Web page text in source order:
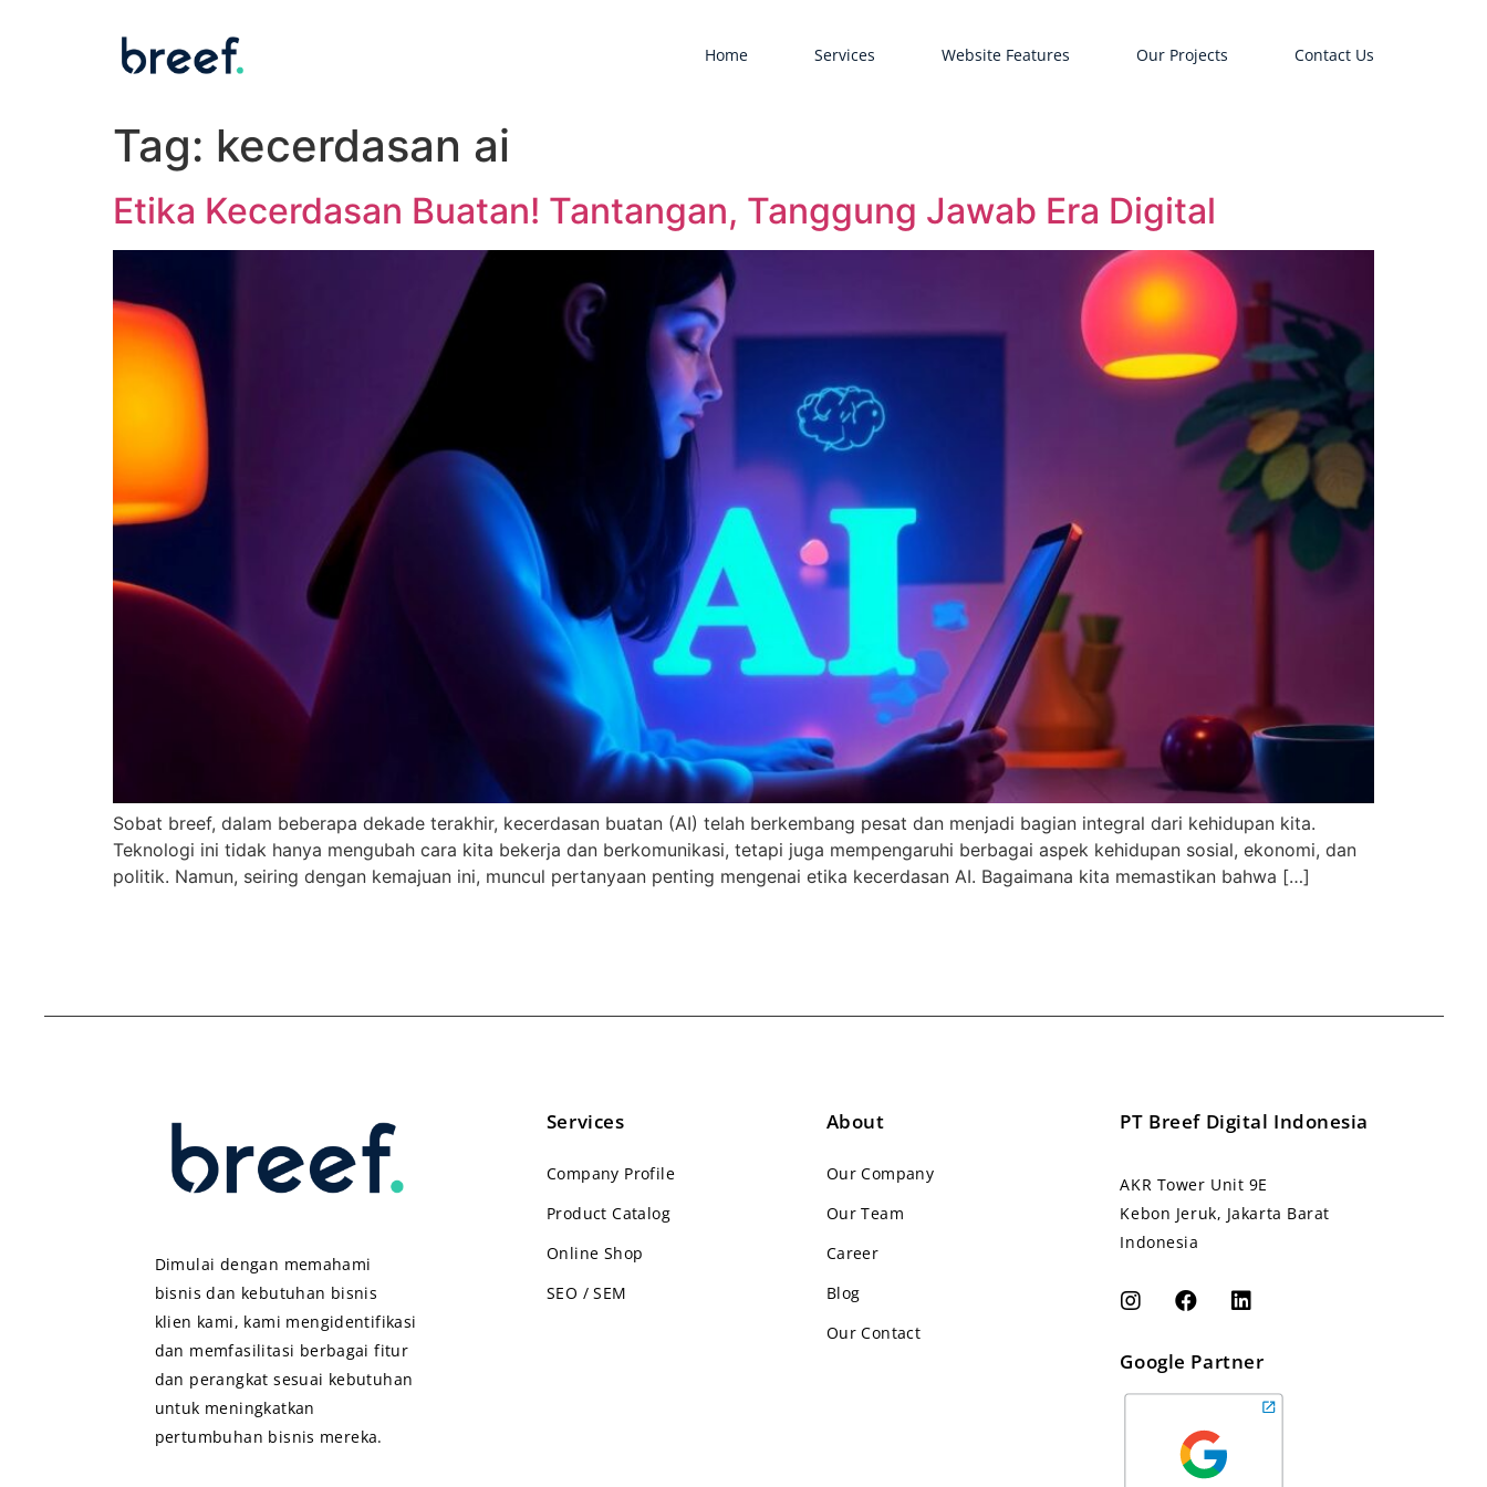
Home Services Website Features Our Projects Contact Us
Tag: kecerdasan ai
Etika Kecerdasan Buatan! Tantangan, Tanggung Jawab Era Digital
Sobat breef, dalam beberapa dekade terakhir, kecerdasan buatan (AI) telah berkembang pesat dan menjadi bagian integral dari kehidupan kita.
Teknologi ini tidak hanya mengubah cara kita bekerja dan berkomunikasi, tetapi juga mempengaruhi berbagai aspek kehidupan sosial, ekonomi, dan
politik. Namun, seiring dengan kemajuan ini, muncul pertanyaan penting mengenai etika kecerdasan AI. Bagaimana kita memastikan bahwa […]
Dimulai dengan memahami
bisnis dan kebutuhan bisnis
klien kami, kami mengidentifikasi
dan memfasilitasi berbagai fitur
dan perangkat sesuai kebutuhan
untuk meningkatkan
pertumbuhan bisnis mereka.
Services
Company Profile
Product Catalog
Online Shop
SEO / SEM
About
Our Company
Our Team
Career
Blog
Our Contact
PT Breef Digital Indonesia
AKR Tower Unit 9E
Kebon Jeruk, Jakarta Barat
Indonesia
Google Partner